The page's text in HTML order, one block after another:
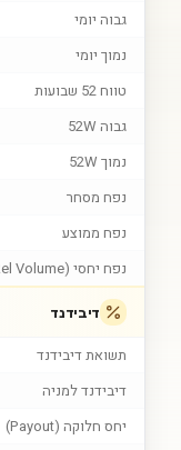
גבוה יומי
נמוך יומי
טווח 52 שבועות
גבוה 52W
נמוך 52W
נפח מסחר
נפח ממוצע
נפח יחסי (Rel Volume)
דיבידנד
תשואת דיבידנד
דיבידנד למניה
יחס חלוקה (Payout)